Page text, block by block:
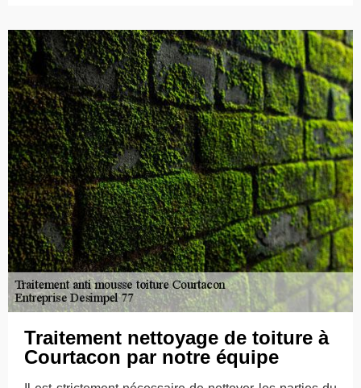
Traitement nettoyage de toiture à
Courtacon par notre équipe